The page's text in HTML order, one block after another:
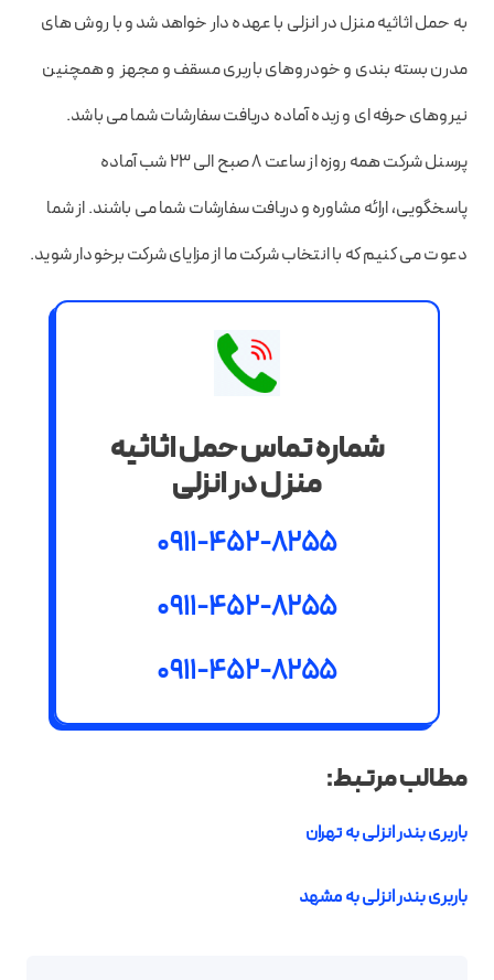
به حمل اثاثیه منزل در انزلی با عهده دار خواهد شد و با روش های
مدرن بسته بندی و خودروهای باربری مسقف و مجهز و همچنین
نیروهای حرفه ای و زبده آماده دریافت سفارشات شما می باشد.
پرسنل شرکت همه روزه از ساعت ۸ صبح الی ۲۳ شب آماده
پاسخگویی، ارائه مشاوره و دریافت سفارشات شما می باشند. از شما
دعوت می کنیم که با انتخاب شرکت ما از مزایای شرکت برخودار شوید.
شماره تماس حمل اثاثیه
منزل در انزلی
0911-452-8255
0911-452-8255
0911-452-8255
مطالب مرتبط:
باربری بندر انزلی به تهران
باربری بندر انزلی به مشهد